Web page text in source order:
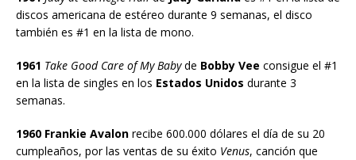
discos americana de estéreo durante 9 semanas, el disco
también es #1 en la lista de mono.
1961 Take Good Care of My Babyde Bobby Vee consigue el #1
en la lista de singles en los Estados Unidos durante 3
semanas.
1960 Frankie Avalon recibe 600.000 dólares el día de su 20
cumpleaños, por las ventas de su éxito Venus, canción que